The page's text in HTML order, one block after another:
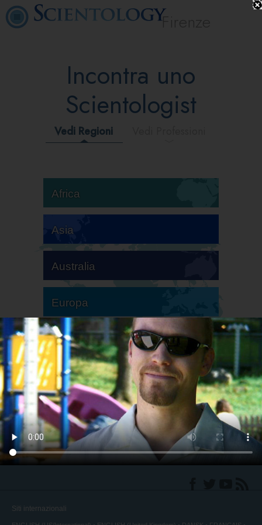
Firenze
Incontra uno
Scientologist
Vedi Regioni
Africa
Asia
Australia
Europa
America del Sud
America del Nord
Siti internazionali